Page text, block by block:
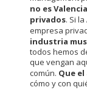
no es
privados. Si
empresa
industria
todos hemos
que vengan
común. Que
cómo y con